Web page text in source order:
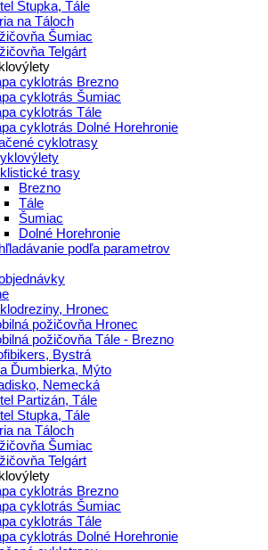
Stupka, Tále
na Táloch
Šumiac
Telgárt
cyklotrás Brezno
cyklotrás Šumiac
cyklotrás Tále
cyklotrás Dolné Horehronie
cyklotrasy
trasy
Brezno
Tále
Šumiac
Dolné Horehronie
podľa parametrov
Hronec
požičovňa Hronec
požičovňa Tále - Brezno
Bystrá
Ďumbierka, Mýto
Nemecká
Partizán, Tále
Stupka, Tále
na Táloch
Šumiac
Telgárt
cyklotrás Brezno
cyklotrás Šumiac
cyklotrás Tále
cyklotrás Dolné Horehronie